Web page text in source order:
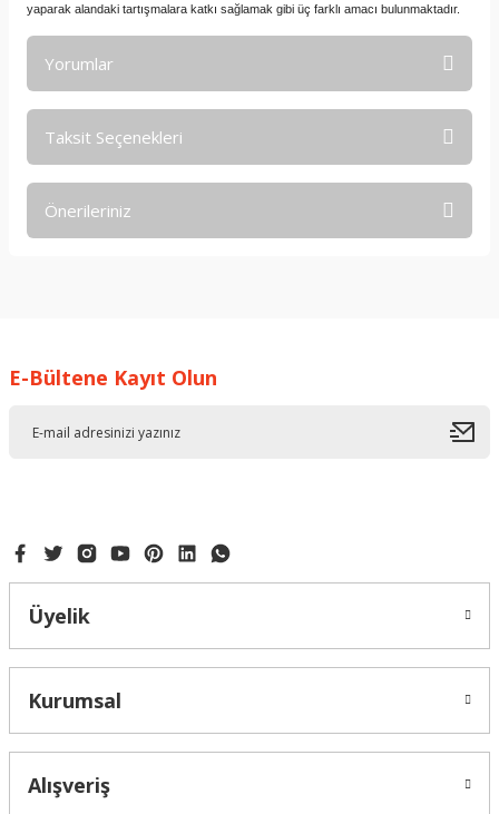
yaparak alandaki tartışmalara katkı sağlamak gibi üç farklı amacı bulunmaktadır.
Yorumlar
Taksit Seçenekleri
Önerileriniz
Ürün resmi kalitesiz, bozuk veya görüntülenemiyor.
E-Bültene Kayıt Olun
Üyelik
Kurumsal
Alışveriş